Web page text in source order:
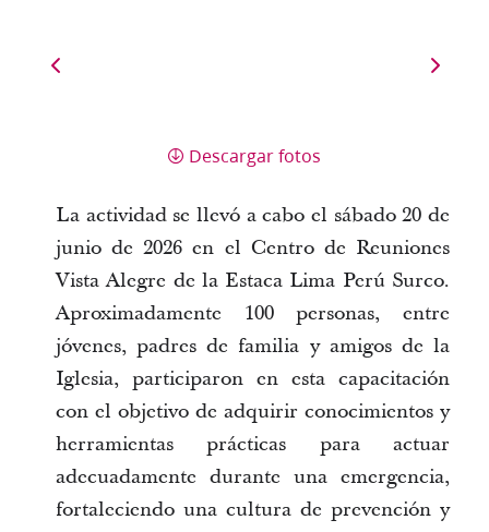
Descargar fotos
La actividad se llevó a cabo el sábado 20 de
junio de 2026 en el Centro de Reuniones
Vista Alegre de la Estaca Lima Perú Surco.
Aproximadamente 100 personas, entre
jóvenes, padres de familia y amigos de la
Iglesia, participaron en esta capacitación
con el objetivo de adquirir conocimientos y
herramientas prácticas para actuar
adecuadamente durante una emergencia,
fortaleciendo una cultura de prevención y